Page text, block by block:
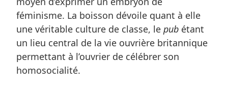
féminisme. La boisson dévoile quant à elle
une véritable culture de classe, le pub étant
un lieu central de la vie ouvrière britannique
permettant à l’ouvrier de célébrer son
homosocialité.